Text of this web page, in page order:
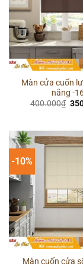
Màn cửa cuốn
nắng -
400.000₫ Giá
-10%
Màn cuốn cửa